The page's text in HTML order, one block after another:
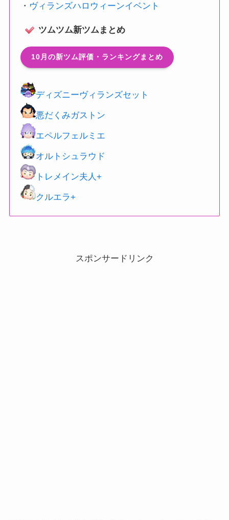
・ ヴィランズハロウィーンイベント
ツムツム新ツムまとめ
10月の新ツム評価・ランキングまとめ
ディズニーヴィランズセット
悪だくみガストン
エペルフェルミエ
オルトシュラウド
トレメイン夫人+
クルエラ+
スポンサードリンク